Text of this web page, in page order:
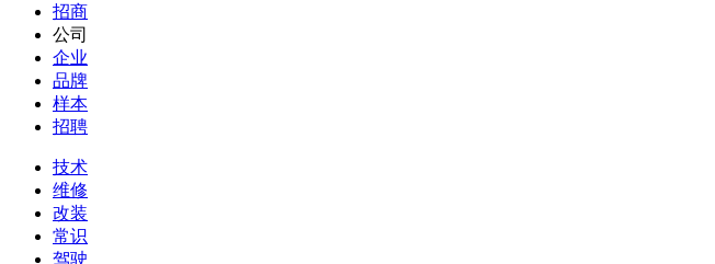
招商
公司
企业
品牌
样本
招聘
技术
维修
改装
常识
驾驶